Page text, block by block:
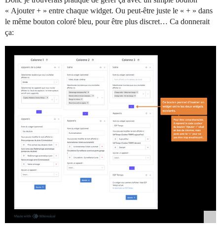
« Ajouter + » entre chaque widget. Ou peut-être juste le « + » dans
le même bouton coloré bleu, pour être plus discret… Ca donnerait
ça: